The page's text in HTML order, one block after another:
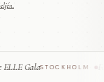
GalaSTOCKHOLM ·